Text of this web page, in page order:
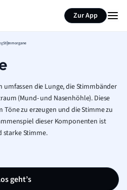
Zur App
Stimmorgane
umfassen die Lunge, die Stimmbänder
(Mund- und Nasenhöhle). Diese
zu erzeugen und die Stimme zu
dieser Komponenten ist
starke Stimme.
geht’s